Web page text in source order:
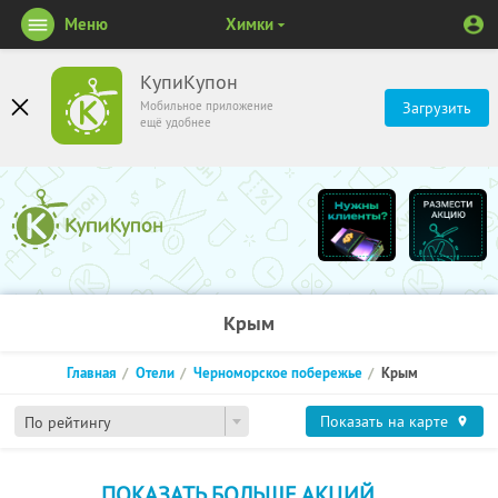
КупиКупон
Мобильное приложение
ещё удобнее
Загрузить
Меню Химки
Крым
По рейтингу
Главная Отели Черноморское побережье Крым
Показать на карте